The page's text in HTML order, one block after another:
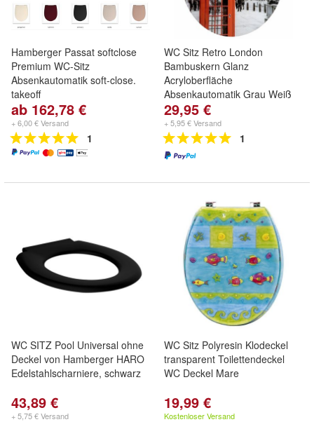
Hamberger Passat softclose
Premium WC-Sitz
Absenkautomatik soft-close.
takeoff
ab 162,78 €
+ 6,00 € Versand
1
WC Sitz Retro London
Bambuskern Glanz
Acryloberfläche
Absenkautomatik Grau Weiß
29,95 €
+ 5,95 € Versand
1
WC SITZ Pool Universal ohne
Deckel von Hamberger HARO
Edelstahlscharniere, schwarz
43,89 €
+ 5,75 € Versand
WC Sitz Polyresin Klodeckel
transparent Toilettendeckel
WC Deckel Mare
19,99 €
Kostenloser Versand